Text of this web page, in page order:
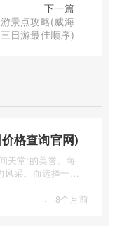
下一篇
景点攻略(威海
三日游最佳顺序)
格查询官网)
天堂”的美誉。每
风采。而选择一个
· 8个月前